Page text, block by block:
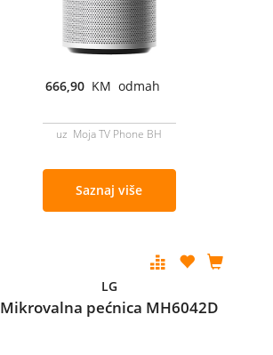
666,90 KM odmah
uz Moja TV Phone BH
Saznaj više
LG
Mikrovalna pećnica MH6042D